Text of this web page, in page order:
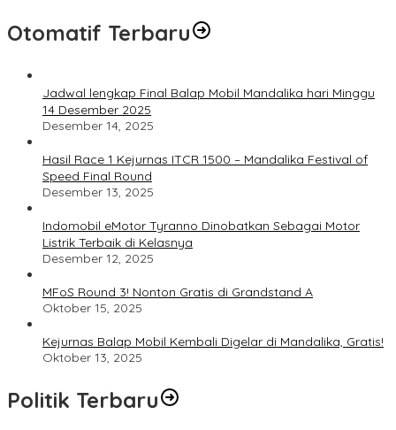
Otomatif Terbaru
Jadwal lengkap Final Balap Mobil Mandalika hari Minggu
14 Desember 2025
Desember 14, 2025
Hasil Race 1 Kejurnas ITCR 1500 – Mandalika Festival of
Speed Final Round
Desember 13, 2025
Indomobil eMotor Tyranno Dinobatkan Sebagai Motor
Listrik Terbaik di Kelasnya
Desember 12, 2025
MFoS Round 3! Nonton Gratis di Grandstand A
Oktober 15, 2025
Kejurnas Balap Mobil Kembali Digelar di Mandalika, Gratis!
Oktober 13, 2025
Politik Terbaru